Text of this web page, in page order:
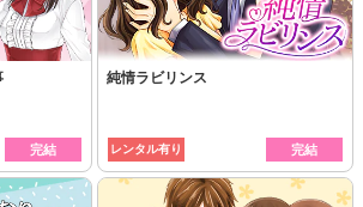
完結
純情ラビリンス
レンタル有り 完結